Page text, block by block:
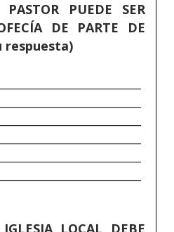
PUEDE SER
DE PARTE DE
respuesta)
LOCAL DEBE